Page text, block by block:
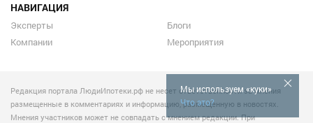
Мы используем «куки»
Что это?
НАВИГАЦИЯ
Эксперты
Компании
Блоги
Мероприятия
Редакция портала ЛюдиИпотеки.рф не несет ответственности за мнения
размещенные в комментариях и информацию, размещенную в новостях.
Мнения участников может не совпадать с мнением редакции. При